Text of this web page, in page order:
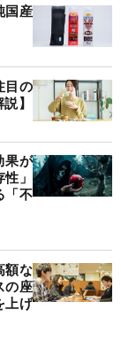
国産
目の
】
果が
」
「不
額な
の座
上げ